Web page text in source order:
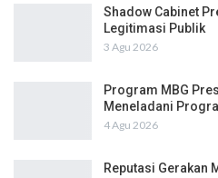
Shadow Cabinet
Legitimasi Publik
3 Agu 2026
Program MBG
Meneladani
4 Agu 2026
Reputasi Gerakan